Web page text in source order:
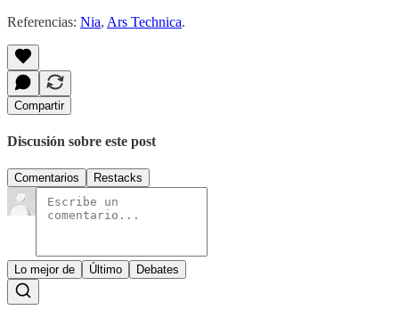
Referencias: Nia, Ars Technica.
Compartir
Discusión sobre este post
Comentarios Restacks
Lo mejor de Último Debates